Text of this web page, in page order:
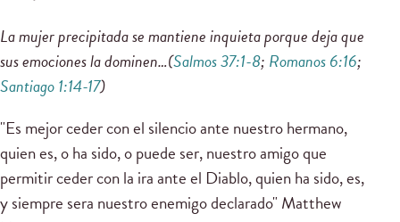
La mujer precipitada se mantiene inquieta porque deja que
sus emociones la dominen…(Salmos 37:1-8; Romanos 6:16;
Santiago 1:14-17)
"Es mejor ceder con el silencio ante nuestro hermano,
quien es, o ha sido, o puede ser, nuestro amigo que
permitir ceder con la ira ante el Diablo, quien ha sido, es,
y siempre sera nuestro enemigo declarado" Matthew